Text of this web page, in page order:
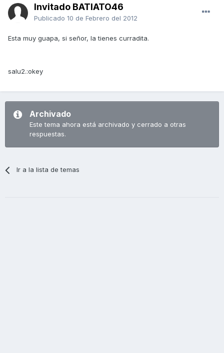
Invitado BATIATO46
Publicado 10 de Febrero del 2012
Esta muy guapa, si señor, la tienes curradita.
salu2.:okey
Archivado
Este tema ahora está archivado y cerrado a otras
respuestas.
Ir a la lista de temas